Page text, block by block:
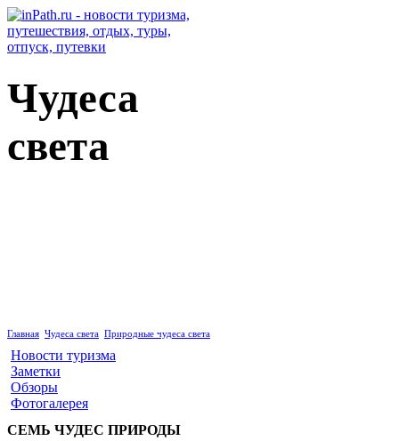
Чудеса
света
Главная Чудеса света Природные чудеса света
Новости туризма
Заметки
Обзоры
Фотогалерея
СЕМЬ ЧУДЕС ПРИРОДЫ